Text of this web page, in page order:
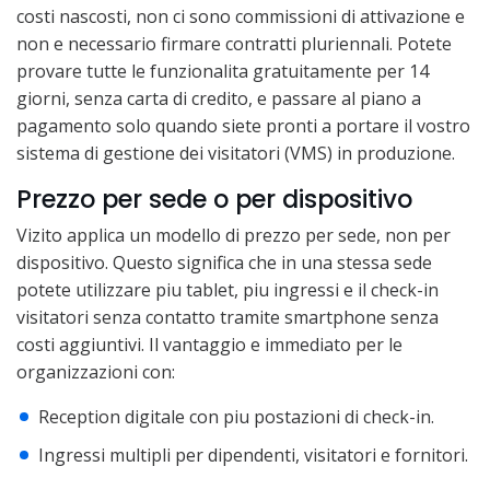
costi nascosti, non ci sono commissioni di attivazione e
non e necessario firmare contratti pluriennali. Potete
provare tutte le funzionalita gratuitamente per 14
giorni, senza carta di credito, e passare al piano a
pagamento solo quando siete pronti a portare il vostro
sistema di gestione dei visitatori (VMS) in produzione.
Prezzo per sede o per dispositivo
Vizito applica un modello di prezzo per sede, non per
dispositivo. Questo significa che in una stessa sede
potete utilizzare piu tablet, piu ingressi e il check-in
visitatori senza contatto tramite smartphone senza
costi aggiuntivi. Il vantaggio e immediato per le
organizzazioni con:
Reception digitale con piu postazioni di check-in.
Ingressi multipli per dipendenti, visitatori e fornitori.